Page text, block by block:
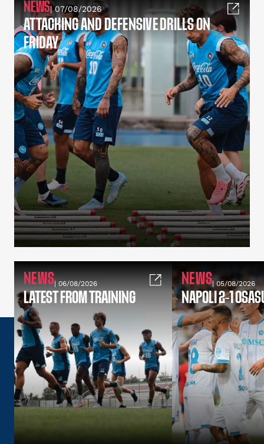
NEWS| 07/08/2026
ATTACKING AND DEFENSIVE DRILLS ON
FRIDAY
NEWS| 06/08/2026
LATEST FROM TRAINING
NEWS| 05/08/2026
NAPOLI 2-1